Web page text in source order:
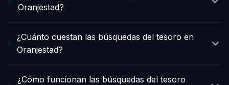
Oranjestad?
¿Cuánto cuestan las búsquedas del tesoro en
Oranjestad?
¿Cómo funcionan las búsquedas del tesoro